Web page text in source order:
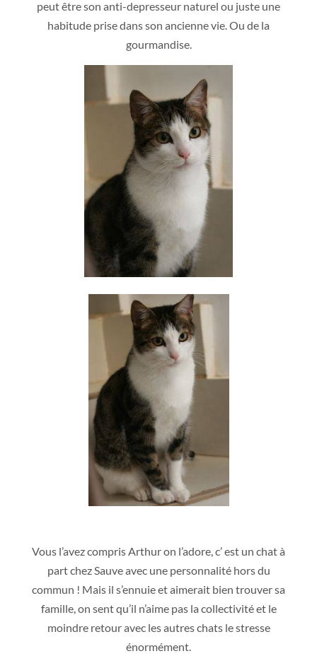
peut être son anti-depresseur naturel ou juste une
habitude prise dans son ancienne vie. Ou de la
gourmandise.
Vous l’avez compris Arthur on l’adore, c’ est un chat à
part chez Sauve avec une personnalité hors du
commun ! Mais il s’ennuie et aimerait bien trouver sa
famille, on sent qu’il n’aime pas la collectivité et le
moindre retour avec les autres chats le stresse
énormément.